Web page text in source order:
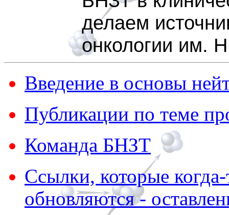
делаем
онкологии им.
Введение в основы
Публикации по теме
Команда БНЗТ
Ссылки, которые
обновляются -